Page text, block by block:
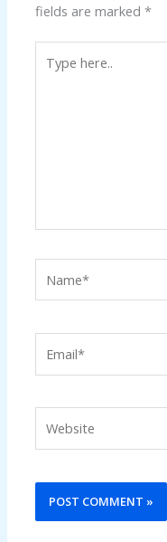
fields are marked*
here..